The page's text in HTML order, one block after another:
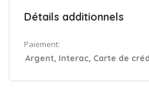
Détails additionnels
Paiement:
Argent, Interac, Carte de